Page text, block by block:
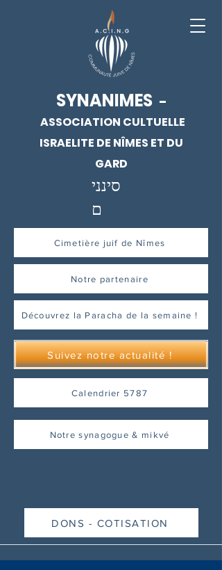
SYNANIMES -
ASSOCIATION CULTUELLE
ISRAELITE DE NÎMES ET DU
GARD
סינני
ם
Cimetière juif de Nîmes
Notre partenaire
Découvrez la Paracha de la semaine !
Suivez notre actualité !
Calendrier 5787
Notre synagogue & mikvé
DONS - COTISATION